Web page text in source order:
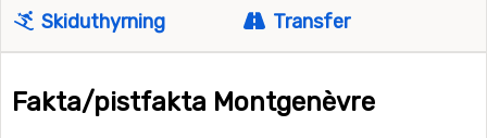
Skiduthyrning
Transfer
Fakta/pistfakta Montgenèvre